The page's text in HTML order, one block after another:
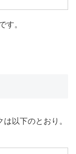
す。
以下のとおり。